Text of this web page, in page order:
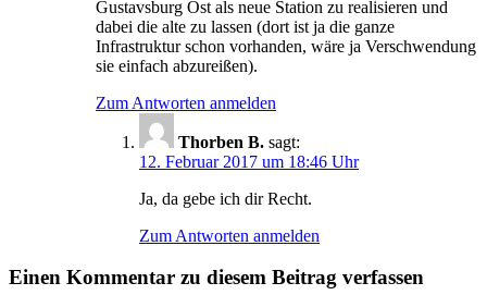
Gustavsburg Ost als neue Station zu realisieren und
dabei die alte zu lassen (dort ist ja die ganze
Infrastruktur schon vorhanden, wäre ja Verschwendung
sie einfach abzureißen).
Zum Antworten anmelden
Thorben B. sagt:
12. Februar 2017 um 18:46 Uhr
Ja, da gebe ich dir Recht.
Zum Antworten anmelden
Einen Kommentar zu diesem Beitrag verfassen